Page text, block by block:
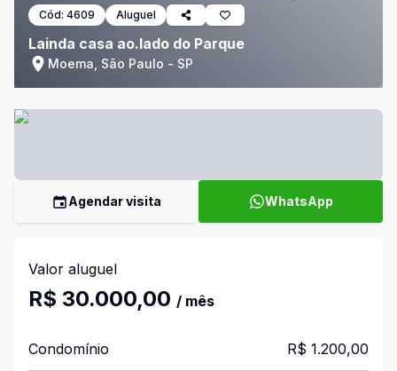
Cód: 4609 Aluguel
Lainda casa ao.lado do Parque
Moema, São Paulo - SP
Agendar visita WhatsApp
Valor aluguel
R$ 30.000,00 / mês
Condomínio R$ 1.200,00